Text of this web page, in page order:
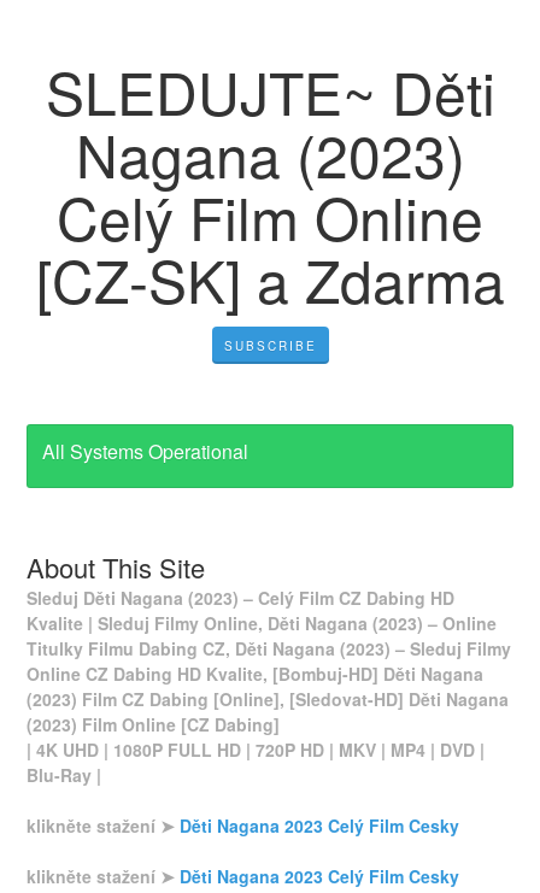
SLEDUJTE~ Děti
Nagana (2023)
Celý Film Online
[CZ-SK] a Zdarma
SUBSCRIBE
All Systems Operational
About This Site
Sleduj Děti Nagana (2023) – Celý Film CZ Dabing HD
Kvalite | Sleduj Filmy Online, Děti Nagana (2023) – Online
Titulky Filmu Dabing CZ, Děti Nagana (2023) – Sleduj Filmy
Online CZ Dabing HD Kvalite, [Bombuj-HD] Děti Nagana
(2023) Film CZ Dabing [Online], [Sledovat-HD] Děti Nagana
(2023) Film Online [CZ Dabing]
| 4K UHD | 1080P FULL HD | 720P HD | MKV | MP4 | DVD |
Blu-Ray |
klikněte stažení ➤ Děti Nagana 2023 Celý Film Cesky
klikněte stažení ➤ Děti Nagana 2023 Celý Film Cesky